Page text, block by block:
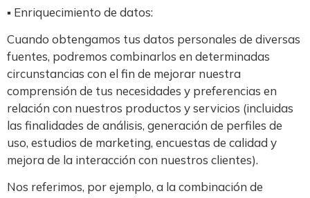
▪ Enriquecimiento de datos:
Cuando obtengamos tus datos personales de diversas
fuentes, podremos combinarlos en determinadas
circunstancias con el fin de mejorar nuestra
comprensión de tus necesidades y preferencias en
relación con nuestros productos y servicios (incluidas
las finalidades de análisis, generación de perfiles de
uso, estudios de marketing, encuestas de calidad y
mejora de la interacción con nuestros clientes).
Nos referimos, por ejemplo, a la combinación de